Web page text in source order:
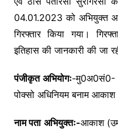
04.01.2023 को अभियुक्त
गिरफ्तार किया गया।
इतिहास की जानकारी की जा
पंजीकृत अभियोगः-मु0अ0सं0-
पोक्सो अधिनियम बनाम आकाश
नाम पता अभियुक्तः-आकाश